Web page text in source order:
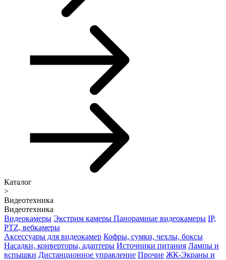
Каталог
>
Видеотехника
Видеотехника
Видеокамеры Экстрим камеры Панорамные видеокамеры IP,
PTZ, вебкамеры
Аксессуары для видеокамер Кофры, сумки, чехлы, боксы
Насадки, конверторы, адаптеры Источники питания Лампы и
вспышки Дистанционное управление Прочие ЖК-Экраны и